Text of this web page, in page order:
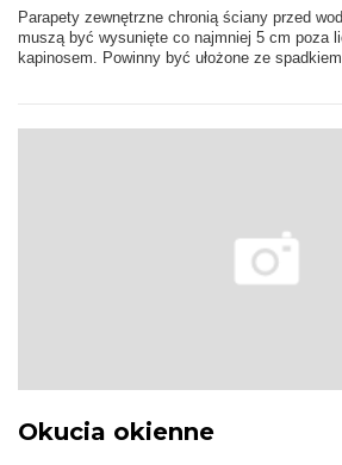
Parapety zewnętrzne chronią ściany przed
muszą być wysunięte co najmniej 5 cm poza
kapinosem. Powinny być ułożone ze
Okucia okienne